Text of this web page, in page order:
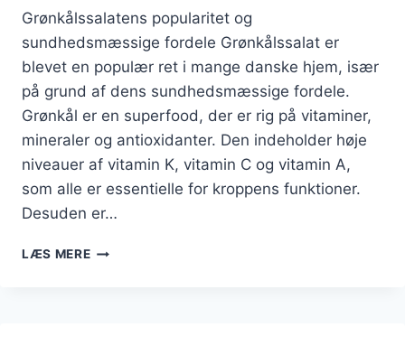
Grønkålssalatens popularitet og
sundhedsmæssige fordele Grønkålssalat er
blevet en populær ret i mange danske hjem, især
på grund af dens sundhedsmæssige fordele.
Grønkål er en superfood, der er rig på vitaminer,
mineraler og antioxidanter. Den indeholder høje
niveauer af vitamin K, vitamin C og vitamin A,
som alle er essentielle for kroppens funktioner.
Desuden er…
LÆS MEREGRØNKÅLSSALAT